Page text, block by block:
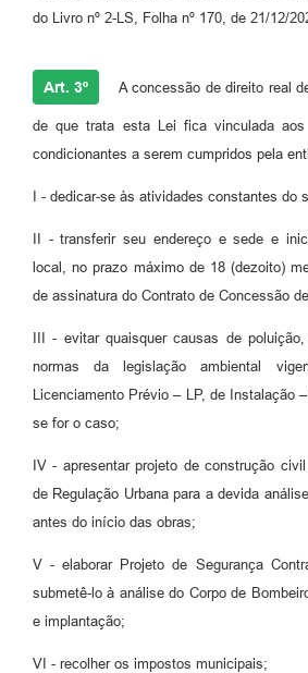
do Livro nº 2-LS, Folha nº 170, de 21/12/
Art. 3º A concessão de direito real
de que trata esta Lei fica vinculada
condicionantes a serem cumpridos pela
I - dedicar-se às atividades constantes do
II - transferir seu endereço e sede e
local, no prazo máximo de 18 (dezoito)
de assinatura do Contrato de Concessão
III - evitar quaisquer causas de
normas da legislação ambiental
Licenciamento Prévio – LP, de Instalação
se for o caso;
IV - apresentar projeto de construção
de Regulação Urbana para a devida
antes do início das obras;
V - elaborar Projeto de Segurança
submetê-lo à análise do Corpo de
e implantação;
VI - recolher os impostos municipais;